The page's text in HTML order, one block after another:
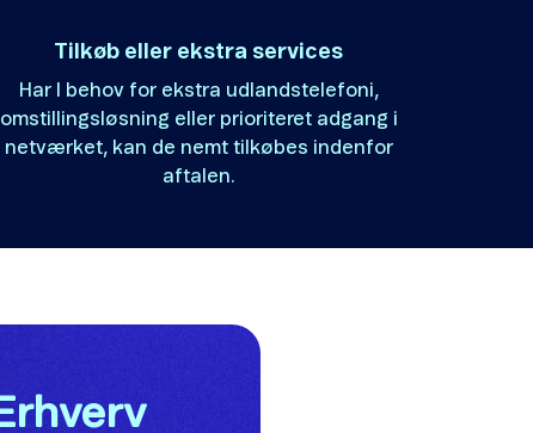
Tilkøb eller ekstra services
Har I behov for ekstra udlandstelefoni,
omstillingsløsning eller prioriteret adgang i
netværket, kan de nemt tilkøbes indenfor
aftalen.